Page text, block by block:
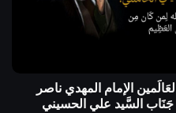
الإمام المهدي ناصر
جَنَاب السَّيد علي الحسيني